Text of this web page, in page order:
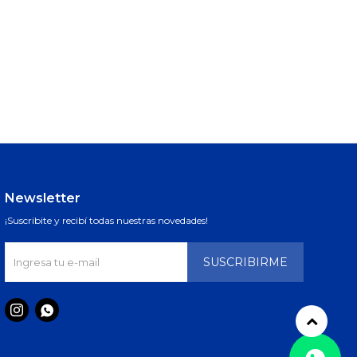
Newsletter
¡Suscribite y recibí todas nuestras novedades!
SUSCRIBIRME
 